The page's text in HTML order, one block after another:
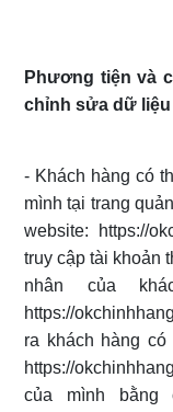
Phương tiện và
chỉnh sửa dữ liệu
- Khách hàng có
mình tại trang
website: https://
truy cập tài khoản
nhân của
https://
ra khách hàng
https://
của mình bằng